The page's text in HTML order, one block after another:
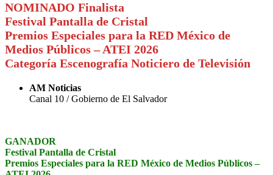
NOMINADO Finalista
Festival Pantalla de Cristal
Premios Especiales para la RED México de
Medios Públicos – ATEI 2026
Categoría Escenografía Noticiero de Televisión
AM Noticias
Canal 10 / Gobierno de El Salvador
GANADOR
Festival Pantalla de Cristal
Premios Especiales para la RED México de Medios Públicos –